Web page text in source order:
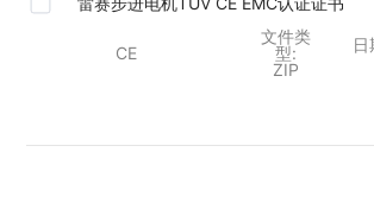
CE
文件类
型:
ZIP
日